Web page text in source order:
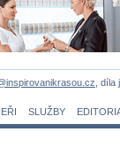
, díla
SLUŽBY